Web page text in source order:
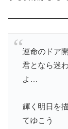
運命のドア
君となら迷
よ…
輝く明日を
てゆこう